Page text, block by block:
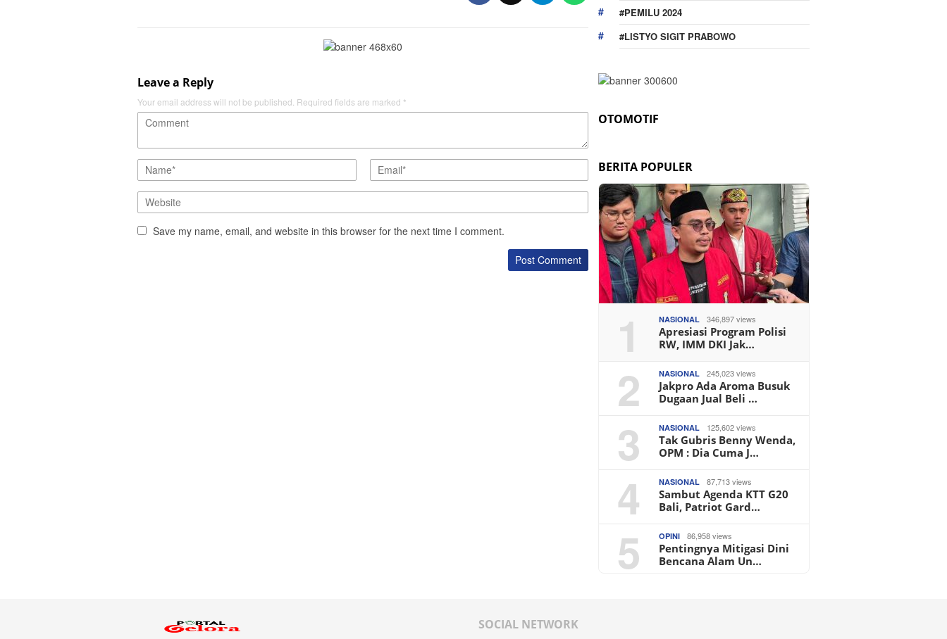
Leave a Reply
Your email address will not be published. Required fields are marked *
Save my name, email, and website in this browser for the next time I comment.
#PEMILU 2024
#LISTYO SIGIT PRABOWO
OTOMOTIF
BERITA POPULER
1 NASIONAL 346,897 views
Apresiasi Program Polisi
RW, IMM DKI Jak…
2 NASIONAL 245,023 views
Jakpro Ada Aroma Busuk
Dugaan Jual Beli …
3 NASIONAL 125,602 views
Tak Gubris Benny Wenda,
OPM : Dia Cuma J…
4 NASIONAL 87,713 views
Sambut Agenda KTT G20
Bali, Patriot Gard…
5 OPINI 86,958 views
Pentingnya Mitigasi Dini
Bencana Alam Un…
SOCIAL NETWORK